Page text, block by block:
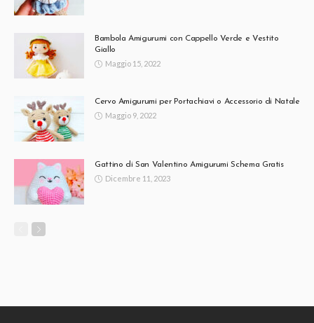
Bambola Amigurumi con Cappello Verde e Vestito
Giallo
Maggio 15, 2022
Cervo Amigurumi per Portachiavi o Accessorio di Natale
Maggio 9, 2022
Gattino di San Valentino Amigurumi Schema Gratis
Dicembre 11, 2023